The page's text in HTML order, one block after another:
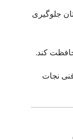
جلوگیری
کند.
نجات